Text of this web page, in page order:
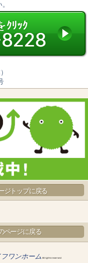
ｸﾘｯｸ
ジトップに戻る
ページに戻る
ワンホーム All rights reserved.